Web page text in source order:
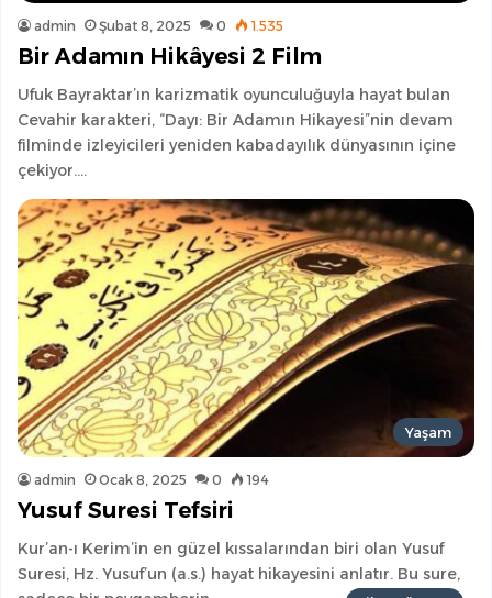
admin Şubat 8, 2025 0 1.535
Bir Adamın Hikâyesi 2 Film
Ufuk Bayraktar’ın karizmatik oyunculuğuyla hayat bulan
Cevahir karakteri, “Dayı: Bir Adamın Hikayesi”nin devam
filminde izleyicileri yeniden kabadayılık dünyasının içine
çekiyor.…
Yaşam
admin Ocak 8, 2025 0 194
Yusuf Suresi Tefsiri
Kur’an-ı Kerim’in en güzel kıssalarından biri olan Yusuf
Suresi, Hz. Yusuf’un (a.s.) hayat hikayesini anlatır. Bu sure,